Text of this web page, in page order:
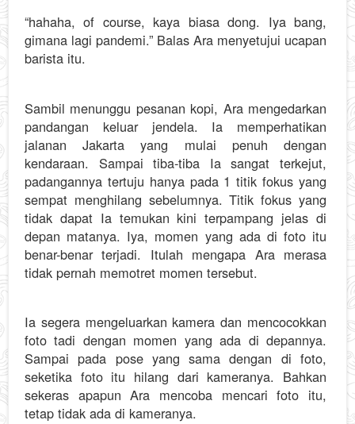
“hahaha, of course, kaya biasa dong. Iya bang,
gimana lagi pandemi.” Balas Ara menyetujui ucapan
barista itu.
Sambil menunggu pesanan kopi, Ara mengedarkan
pandangan keluar jendela. Ia memperhatikan
jalanan Jakarta yang mulai penuh dengan
kendaraan. Sampai tiba-tiba Ia sangat terkejut,
padangannya tertuju hanya pada 1 titik fokus yang
sempat menghilang sebelumnya. Titik fokus yang
tidak dapat Ia temukan kini terpampang jelas di
depan matanya. Iya, momen yang ada di foto itu
benar-benar terjadi. Itulah mengapa Ara merasa
tidak pernah memotret momen tersebut.
Ia segera mengeluarkan kamera dan mencocokkan
foto tadi dengan momen yang ada di depannya.
Sampai pada pose yang sama dengan di foto,
seketika foto itu hilang dari kameranya. Bahkan
sekeras apapun Ara mencoba mencari foto itu,
tetap tidak ada di kameranya.